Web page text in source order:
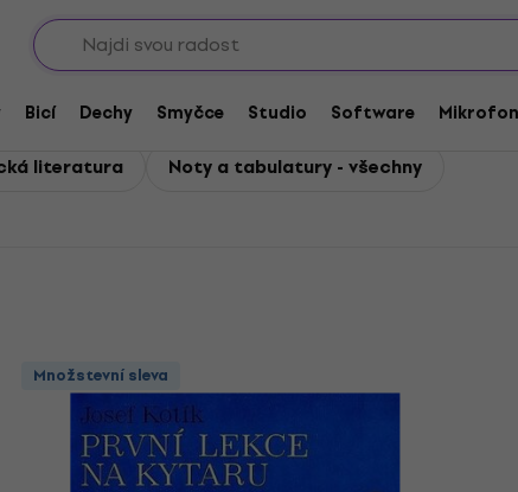
Bicí Dechy Smyčce Studio Software
literatura Noty a tabulatury - všechny
Množstevní sleva